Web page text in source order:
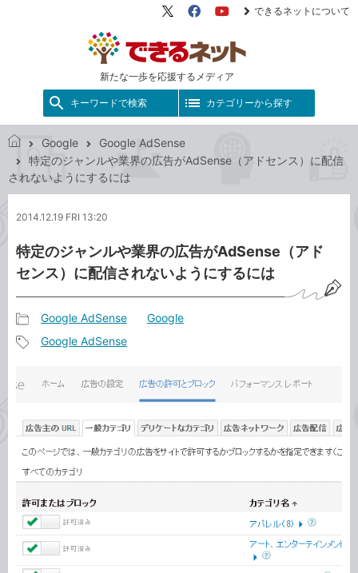
新たな一歩を応援するメディア
X（旧
FacebookYouTube
できるネットについて
キーワードで検索 カテゴリーから探す
で
き
ッ
Google
Google AdSense
特定のジャンルや業界の広告がAdSense（アドセンス）に配信
されないようにするには
2014.12.19 FRI 13:20
特定のジャンルや業界の広告がAdSense（アド
センス）に配信されないようにするには
事
リ
Google AdSense Google
Google AdSense